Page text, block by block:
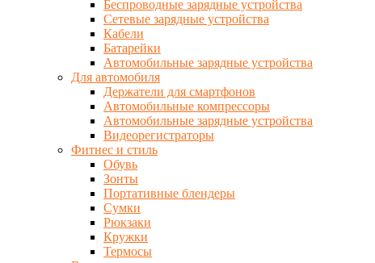
Беспроводные зарядные устройства
Сетевые зарядные устройства
Кабели
Батарейки
Автомобильные зарядные устройства
Для автомобиля
Держатели для смартфонов
Автомобильные компрессоры
Автомобильные зарядные устройства
Видеорегистраторы
Фитнес и стиль
Обувь
Зонты
Портативные блендеры
Сумки
Рюкзаки
Кружки
Термосы